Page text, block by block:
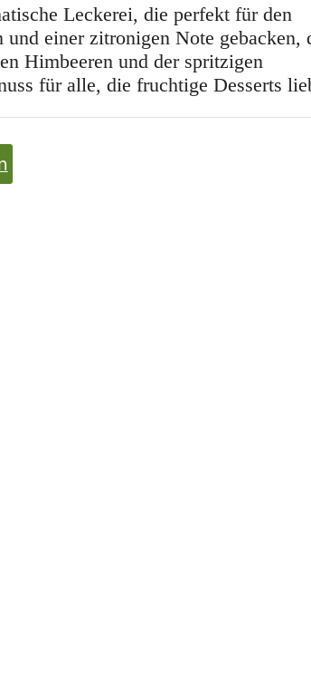
Leckerei, die perfekt für den
einer zitronigen Note gebacken,
Himbeeren und der spritzigen
für alle, die fruchtige Desserts